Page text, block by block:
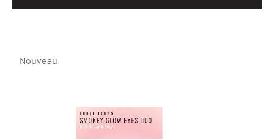
Nouveau